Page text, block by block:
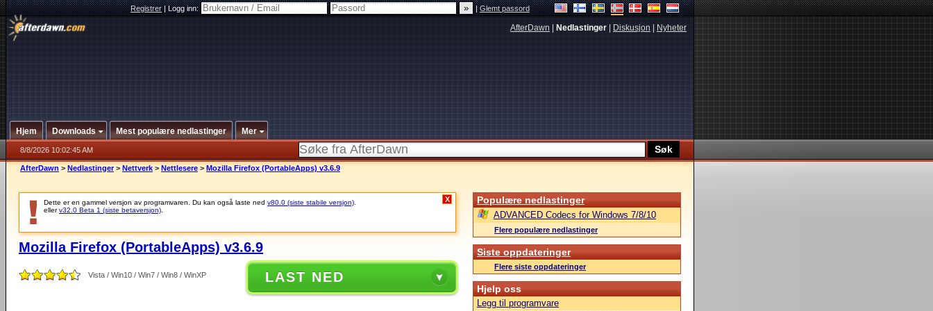
Registrer|Logg inn: |Glemt passord
AfterDawn Nedlastinger Diskusjon Nyheter
Hjem Downloads Mest populære nedlastinger Mer
8/8/2026 10:02:45 AM
AfterDawn > Nedlastinger > Nettverk > Nettlesere > Mozilla Firefox (PortableApps) v3.6.9
Dette er en gammel versjon av programvaren. Du kan også laste ned v80.0 (siste stabile versjon)
ellerv32.0 Beta 1 (siste betaversjon)
X
Mozilla Firefox (PortableApps) v3.6.9
Vista / Win10 / Win7 / Win8 / WinXP LAST NED
Populære nedlastinger
ADVANCED Codecs for Windows 7/8/10
Flere populære nedlastinger
Siste oppdateringer
Flere siste oppdateringer
Hjelp oss
Legg til programvare